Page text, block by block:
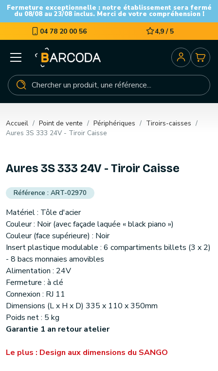
Fermeture exceptionnelle : notre établissement sera fermé
du 08/08 au 23/08 inclus. Merci de votre compréhension !
04 78 20 00 56 4,9 / 5
Accueil Point de vente Périphériques
Tiroirs-caisses
Aures 3S 333 24V - Tiroir Caisse
Aures 3S 333 24V - Tiroir Caisse
ART-02970
Matériel : Tôle d'acier
Couleur : Noir (avec façade laquée « black piano »)
Couleur (face supérieure) : Noir
Insert plastique modulable : 6 compartiments billets (3 x 2)
- 8 bacs monnaies amovibles
Alimentation : 24V
Fermeture : à clé
Connexion : RJ 11
Dimensions (L x H x D) 335 x 110 x 350mm
Poids net : 5 kg
Garantie 1 an retour atelier
Le plus : Design aux dimensions du SANGO